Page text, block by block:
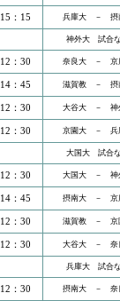
15：15 兵庫大 － 摂
神外大 試合
12：30 奈良大 － 京
14：45 滋賀教 － 摂
12：30 大谷大 － 神
12：30 京園大 － 兵
大国大 試合
12：30 大国大 － 神
14：45 摂南大 － 京
12：30 滋賀教 － 京
12：30 大谷大 － 奈
兵庫大 試合
12：30 摂南大 － 奈